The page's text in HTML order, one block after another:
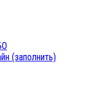
(заполнить)